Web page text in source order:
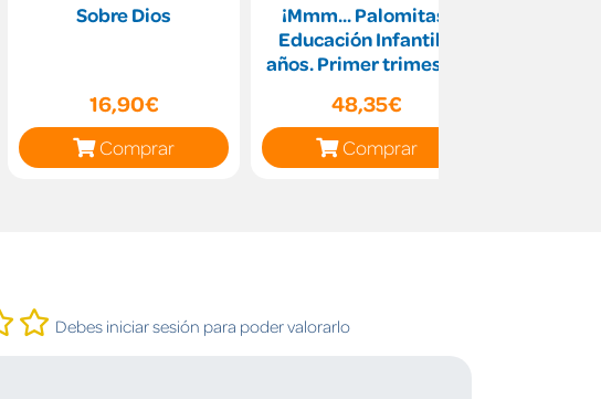
Sobre Dios
16,90€
Comprar
¡Mmm... Palomitas!
Educación Infantil 5
años. Primer trimestre
48,35€
Comprar
Debes iniciar sesión para poder valorarlo